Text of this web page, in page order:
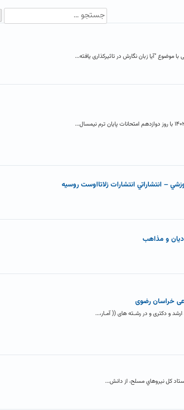
موضوع "آیا زبان نگارش در تاثیرکذاری یافته...
– انتشاراتي انتشارات زلاتااوست روسيه
و مذاهب
خراسان رضوی
و دکتری و در رشـته های (( آمـار،...
ستاد کل نیروهاي مسلح، از دانش...